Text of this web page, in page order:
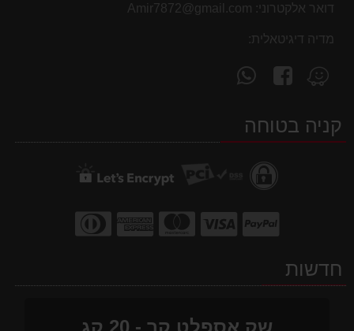
דואר אלקטרוני: Amir7872@gmail.com
מדיה דיגיטאלית:
מצא
אותנו
Waze
עקוב
אחרינו
facebookקניה בטוחה
חדשות
שק אספלט קר - 20 קג